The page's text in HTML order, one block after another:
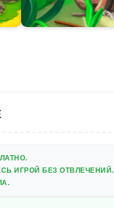
ИГРОЙ БЕЗ ОТВЛЕЧЕНИЙ.